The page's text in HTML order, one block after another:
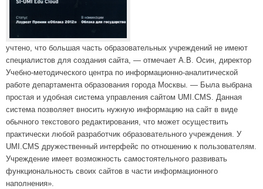
учтено, что большая часть образовательных учреждений не имеют
специалистов для создания сайта, — отмечает А.В. Осин, директор
Учебно-методического центра по информационно-аналитической
работе департамента образования города Москвы. — Была выбрана
простая и удобная система управления сайтом UMI.CMS. Данная
система позволяет вносить нужную информацию на сайт в виде
обычного текстового редактирования, что может осуществить
практически любой разработчик образовательного учреждения. У
UMI.CMS дружественный интерфейс по отношению к пользователям.
Учреждение имеет возможность самостоятельного развивать
функциональность своих сайтов в части информационного
наполнения».